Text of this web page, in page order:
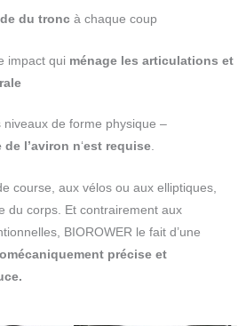
du tronc à chaque coup
impact qui ménage les articulations et
niveaux de forme physique –
de l’aviron n‘est requise.
course, aux vélos ou aux elliptiques,
du corps. Et contrairement aux
BIOROWER le fait d’une
précise et